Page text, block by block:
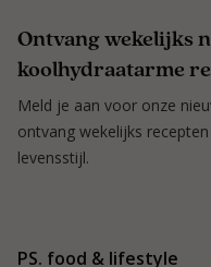
Ontvang wekelijks
koolhydraatarme
Meld je aan voor onze
ontvang wekelijks
levensstijl.
PS. food & lifestyle